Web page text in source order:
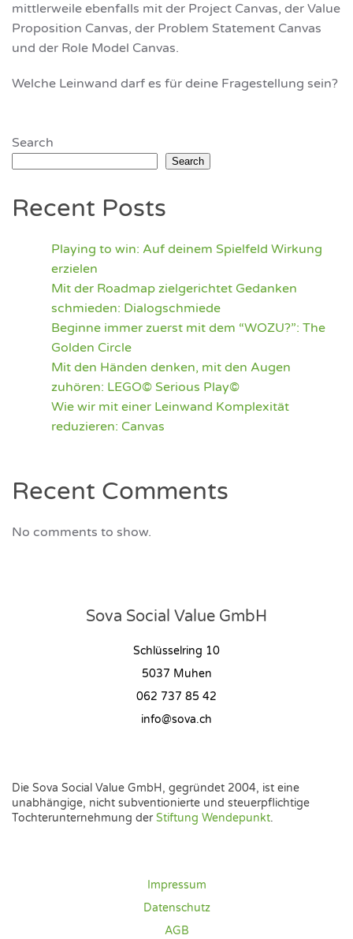
mittlerweile ebenfalls mit der Project Canvas, der Value
Proposition Canvas, der Problem Statement Canvas
und der Role Model Canvas.
Welche Leinwand darf es für deine Fragestellung sein?
Search
Search
Recent Posts
Playing to win: Auf deinem Spielfeld Wirkung
erzielen
Mit der Roadmap zielgerichtet Gedanken
schmieden: Dialogschmiede
Beginne immer zuerst mit dem “WOZU?”: The
Golden Circle
Mit den Händen denken, mit den Augen
zuhören: LEGO© Serious Play©
Wie wir mit einer Leinwand Komplexität
reduzieren: Canvas
Recent Comments
No comments to show.
Sova Social Value GmbH
Schlüsselring 10
5037 Muhen
062 737 85 42
info@sova.ch
Die Sova Social Value GmbH, gegründet 2004, ist eine
unabhängige, nicht subventionierte und steuerpflichtige
Tochterunternehmung derStiftung Wendepunkt.
Impressum
Datenschutz
AGB